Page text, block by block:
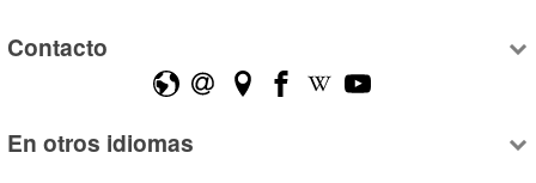
Contacto
En otros idiomas